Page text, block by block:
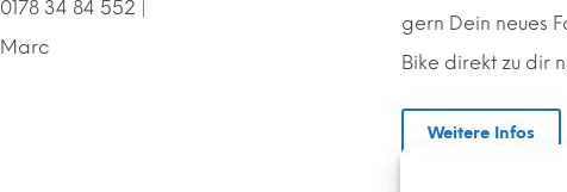
0178 34 84 552 |
Marc
gern Dein neues
Bike direkt zu dir
Weitere Infos